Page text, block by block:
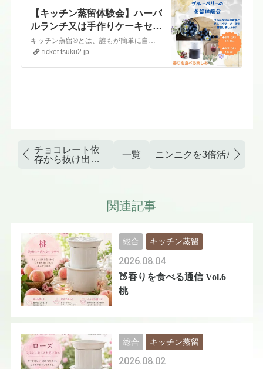
【キッチン蒸留体験会】ハーバ
ルランチ又は手作りケーキセッ
ト付（別途要費用）
ticket.tsuku2.jp
チョコレート依
存から抜け出せ
一覧 ニンニクを3倍活かせ
関連記事
🍑香りを食べる通信 Vol.6
桃
2026.08.04
総合 キッチン蒸留
2026.08.02
総合 キッチン蒸留